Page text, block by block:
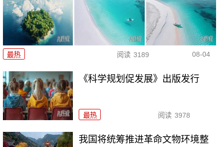
最热 阅读 3189 08-04
《科学规划促发展》出版发行
最热 阅读 3978
我国将统筹推进革命文物环境整